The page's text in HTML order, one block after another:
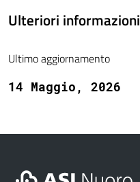
Ulteriori informazioni
Ultimo aggiornamento
14 Maggio, 2026